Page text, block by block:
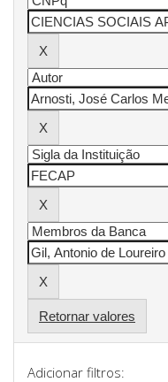
Retornar valores
Adicionar filtros: